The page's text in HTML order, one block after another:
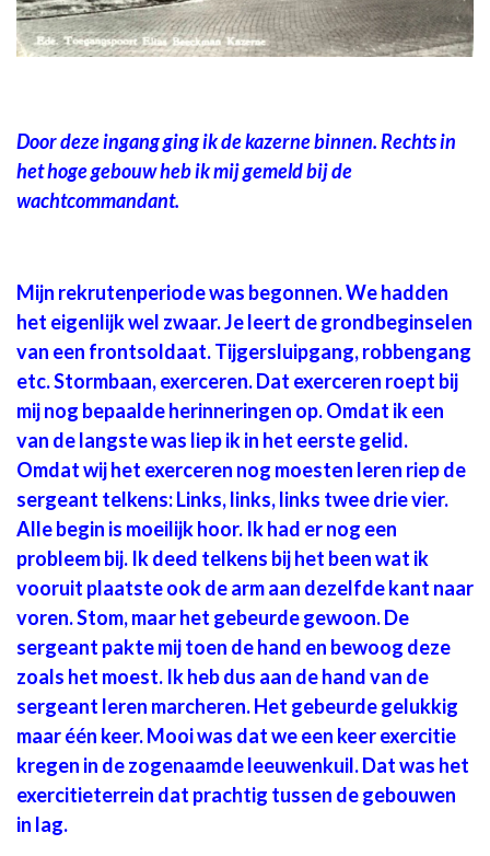
Door deze ingang ging ik de kazerne binnen. Rechts in
het hoge gebouw heb ik mij gemeld bij de
wachtcommandant.
Mijn rekrutenperiode was begonnen. We hadden
het eigenlijk wel zwaar. Je leert de grondbeginselen
van een frontsoldaat. Tijgersluipgang, robbengang
etc. Stormbaan, exerceren. Dat exerceren roept bij
mij nog bepaalde herinneringen op. Omdat ik een
van de langste was liep ik in het eerste gelid.
Omdat wij het exerceren nog moesten leren riep de
sergeant telkens: Links, links, links twee drie vier.
Alle begin is moeilijk hoor. Ik had er nog een
probleem bij. Ik deed telkens bij het been wat ik
vooruit plaatste ook de arm aan dezelfde kant naar
voren. Stom, maar het gebeurde gewoon. De
sergeant pakte mij toen de hand en bewoog deze
zoals het moest. Ik heb dus aan de hand van de
sergeant leren marcheren. Het gebeurde gelukkig
maar één keer. Mooi was dat we een keer exercitie
kregen in de zogenaamde leeuwenkuil. Dat was het
exercitieterrein dat prachtig tussen de gebouwen
in lag.